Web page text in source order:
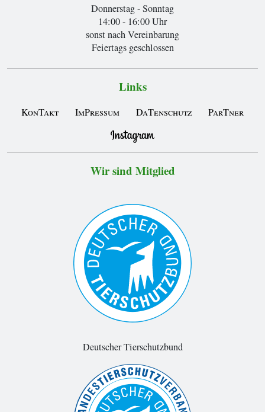
Donnerstag - Sonntag
14:00 - 16:00 Uhr
sonst nach Vereinbarung
Feiertags geschlossen
Links
KonTakt ImPressum DaTenschutz ParTner
Wir sind Mitglied
Deutscher Tierschutzbund